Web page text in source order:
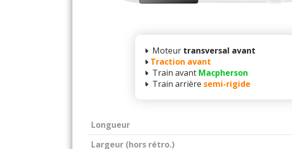
Moteur transversal avant
Traction avant
Train avant Macpherson
Train arrière semi-rigide
Longueur
Largeur (hors rétro.)